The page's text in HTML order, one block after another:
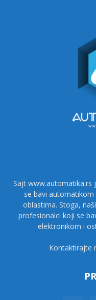
Sajt www.automatika.rs
se bavi
oblastima. Stoga,
profesionalci koji se
elektronikom i
Kontaktirajte